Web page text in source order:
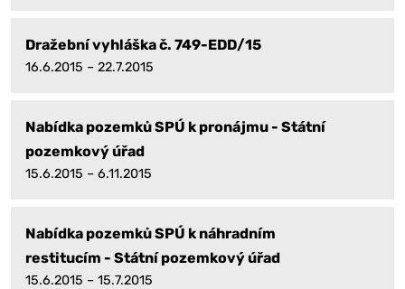
Dražební vyhláška č. 749-EDD/15
16.6.2015 – 22.7.2015
Nabídka pozemků SPÚ k pronájmu - Státní
pozemkový úřad
15.6.2015 – 6.11.2015
Nabídka pozemků SPÚ k náhradním
restitucím - Státní pozemkový úřad
15.6.2015 – 15.7.2015